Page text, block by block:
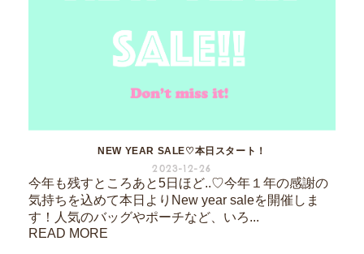
NEW YEAR SALE♡本日スタート！
2023-12-26
今年も残すところあと5日ほど..♡今年１年の感謝の
気持ちを込めて本日よりNew year saleを開催しま
す！人気のバッグやポーチなど、いろ...
READ MORE